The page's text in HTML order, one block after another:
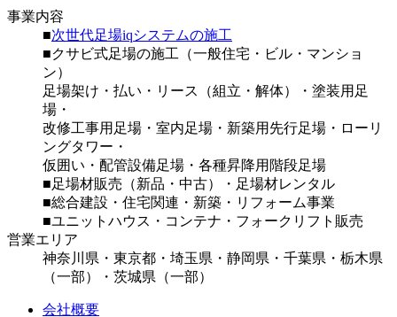
事業内容
■次世代足場iqシステムの施工
■クサビ式足場の施工（一般住宅・ビル・マンショ
ン）
足場架け・払い・リース（組立・解体）・塗装用足
場・
改修工事用足場・室内足場・新築用先行足場・ローリ
ングタワー・
仮囲い・配管設備足場・各種昇降用階段足場
■足場材販売（新品・中古）・足場材レンタル
■総合建設・住宅関連・新築・リフォーム事業
■ユニットハウス・コンテナ・フォークリフト販売
営業エリア
神奈川県・東京都・埼玉県・静岡県・千葉県・栃木県
（一部）・茨城県（一部）
会社概要